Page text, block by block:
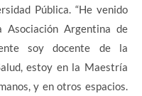
Pública. “He venido
Argentina de
soy docente de la
estoy en la Maestría
y en otros espacios.